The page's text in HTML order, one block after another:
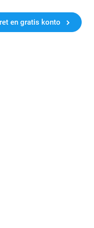
en gratis konto